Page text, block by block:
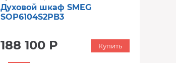
Духовой шкаф SMEG
SOP6104S2PB3
188 100 Р Купить